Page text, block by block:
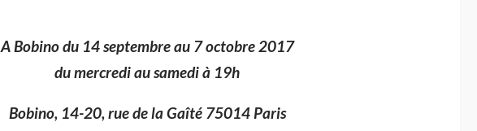
A Bobino du 14 septembre au 7 octobre 2017
du mercredi au samedi à 19h
Bobino, 14-20, rue de la Gaîté 75014 Paris